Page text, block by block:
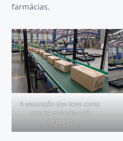
farmácias.
A separação dos itens conta
com 34 motores e 43
sensores